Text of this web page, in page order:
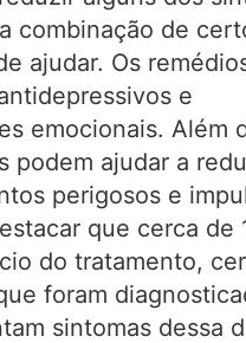
combinação de
ajudar. Os
e
emocionais. Além
podem ajudar a
perigosos e
que cerca de
do tratamento,
foram
sintomas dessa